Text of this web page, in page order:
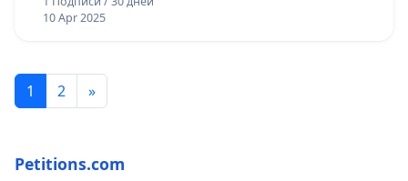
10 Apr 2025
1 2 »
Petitions.com